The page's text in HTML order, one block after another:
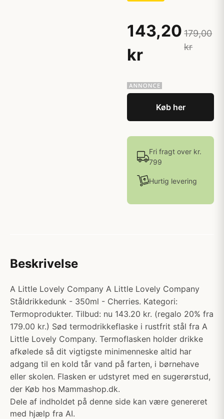
143,20
kr
179,00
kr
Køb her
Fri fragt over kr.
799
Hurtig levering
Beskrivelse
A Little Lovely Company A Little Lovely Company
Ståldrikkedunk - 350ml - Cherries. Kategori:
Termoprodukter. Tilbud: nu 143.20 kr. (regalo 20% fra
179.00 kr.) Sød termodrikkeflaske i rustfrit stål fra A
Little Lovely Company. Termoflasken holder drikke
afkølede så dit vigtigste minimenneske altid har
adgang til en kold tår vand på farten, i børnehave
eller skolen. Flasken er udstyret med en sugerørstud,
der Køb hos Mammashop.dk.
Dele af indholdet på denne side kan være genereret
med hjælp fra AI.